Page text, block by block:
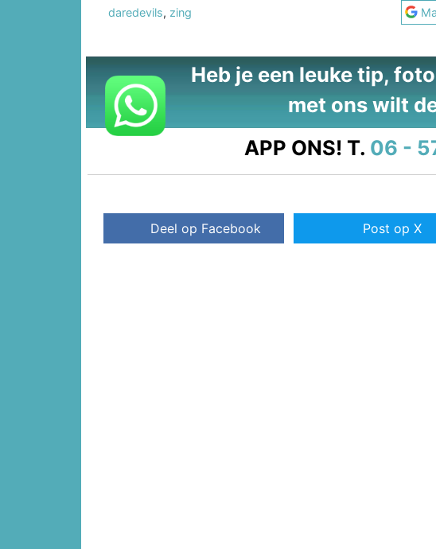
daredevils, zing
Heb je een leuke tip,
met ons wilt
APP ONS! T. 06 -
Deel op Facebook Post op X